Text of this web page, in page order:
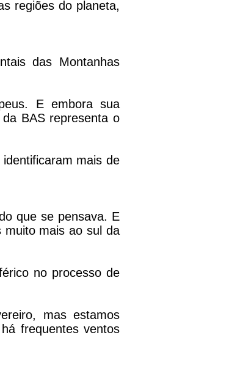
regiões do planeta,
das Montanhas
E embora sua
BAS representa o
mais de
que se pensava. E
muito mais ao sul da
no processo de
mas estamos
frequentes ventos